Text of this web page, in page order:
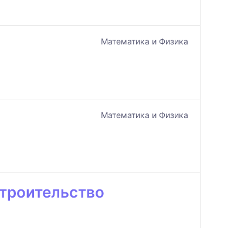
Математика и Физика
Математика и Физика